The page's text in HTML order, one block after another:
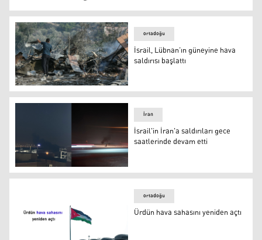
Haşdi Şabi: Ninova'da düzenlenen hava saldırısında bir
İsrail, Lübnan’ın güneyine hava saldırısı başlattı
ortadoğu
İsrail, Lübnan’ın güneyine hava
saldırısı başlattı
İsrail'in İran'a saldırıları gece saatlerinde devam etti
İran
İsrail'in İran'a saldırıları gece
saatlerinde devam etti
ortadoğu
Ürdün hava sahasını yeniden açtı